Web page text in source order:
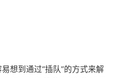
想到通过“插队”的方式来解